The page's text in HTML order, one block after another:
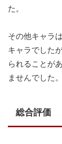
た。
その他キャラ
キャラでした
られることが
ませんでした。
総合評価